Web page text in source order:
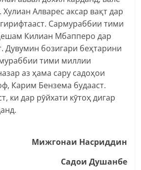
Алварес аксар вақт дар
Сармураббии тими
Килиан Мбапперо дар
Дувумин бозигари беҳтарини
тими миллии
аз ҳама сару садоҳои
Карим Бензема будааст.
ки дар рӯйхати кӯтоҳ дигар
Мижгонаи Насриддин
Садои Душанбе